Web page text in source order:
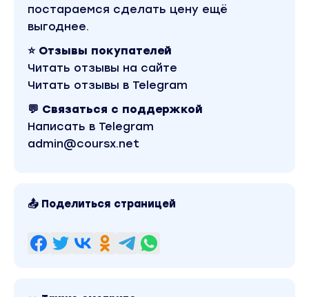
ИСТОЧНИК
СКАЧАТЬ
Вафин - Формула создания впечатляющих
видео. Воркшоп». Это материал 2024 года. В
за 169 рублей. Обучающий курс входит в рубрику
«Ильнур Вафин» можно найти через поиск по
сайту.
постараемся сделать цену ещё
выгоднее.
⭐ Отзывы покупателей
Читать отзывы на сайте
Читать отзывы в Telegram
💬 Связаться с поддержкой
Написать в Telegram
admin@coursx.net
📤 Поделиться страницей